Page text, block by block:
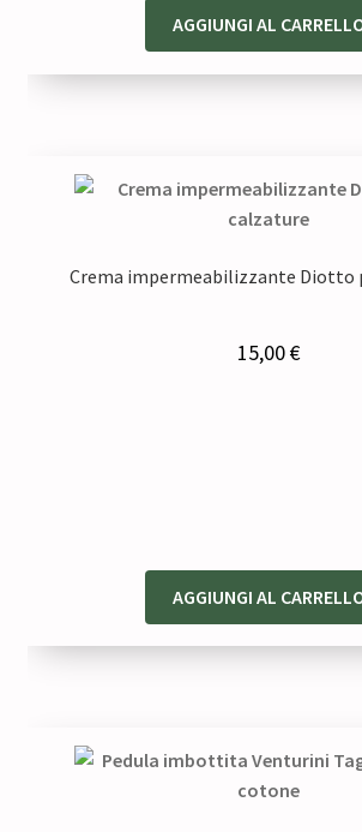
AGGIUNGI AL
Crema impermeabilizzante Diotto
15,00€
AGGIUNGI AL